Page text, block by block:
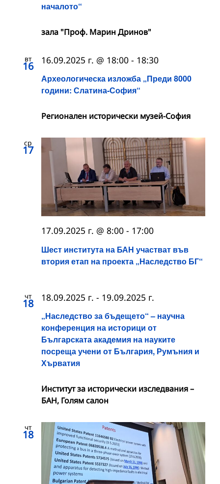
началото“
зала "Проф. Марин Дринов"
вт
16
Археологическа изложба „Преди 8000
години: Слатина-София“
16.09.2025 г. @ 18:00 - 18:30
Регионален исторически музей-София
ср
17
Шест института на БАН участват във
втория етап на проекта „Наследство БГ“
17.09.2025 г. @ 8:00 - 17:00
чт
18
„Наследство за бъдещето“ – научна
конференция на историци от
Българската академия на науките
посреща учени от България, Румъния и
Хърватия
18.09.2025 г. - 19.09.2025 г.
Институт за исторически изследвания –
БАН, Голям салон
чт
18